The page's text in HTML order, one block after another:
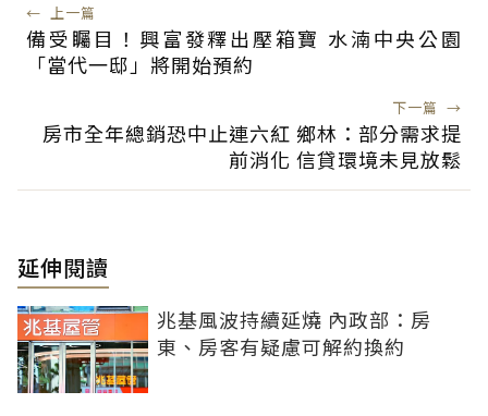
← 上一篇
備受矚目！興富發釋出壓箱寶 水湳中央公園
「當代一邸」將開始預約
下一篇 →
房市全年總銷恐中止連六紅 鄉林：部分需求提
前消化 信貸環境未見放鬆
延伸閱讀
兆基風波持續延燒 內政部：房
東、房客有疑慮可解約換約